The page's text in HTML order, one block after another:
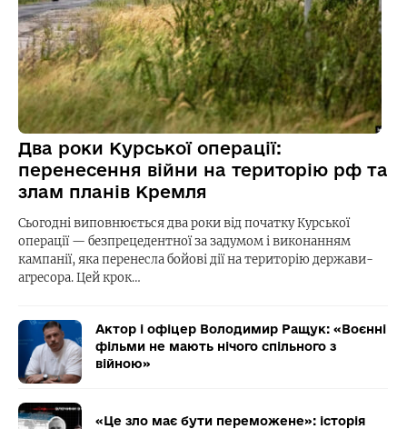
Два роки Курської операції:
перенесення війни на територію рф та
злам планів Кремля
Сьогодні виповнюється два роки від початку Курської
операції — безпрецедентної за задумом і виконанням
кампанії, яка перенесла бойові дії на територію держави-
агресора. Цей крок…
Актор і офіцер Володимир Ращук: «Воєнні
фільми не мають нічого спільного з
війною»
«Це зло має бути переможене»: історія